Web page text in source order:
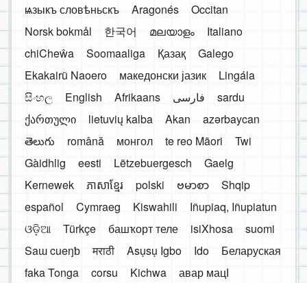
ѩзыкъ словѣньскъ
Aragonés
Occitan
Norsk bokmål
한국어 മലയാളം
Italiano
chiCheŵa
Soomaaliga Қазақ
Galego
Ekakairũ Naoero
македонски јазик
Lingála
සිංහල
English Afrikaans فارسی
sardu
ქართული
lietuvių kalba Akan
azərbaycan
తెలుగు
română монгол te reo Māori
Twi
Gàidhlig
eesti Lëtzebuergesch
Gaelg
Kernewek
ភាសាខ្មែរ polski ဗမာစာ
Shqip
español
Cymraeg Kiswahili
Iñupiaq, Iñupiatun
ଓଡ଼ିଆ
Türkçe башҡорт теле isiXhosa
suomi
Saɯ cueŋƅ
मराठी Asụsụ Igbo Ido
Беларуская
faka Tonga
corsu Kichwa
авар мацӀ